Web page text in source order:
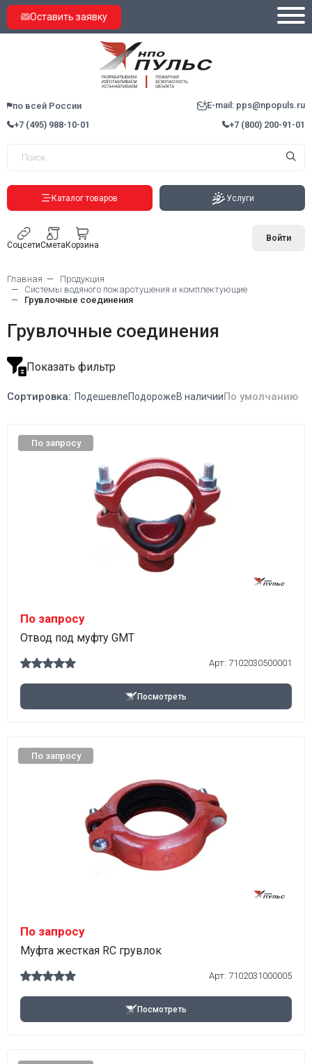
Оставить заявку
по всей России
E-mail: pps@npopuls.ru
+7 (495) 988-10-01
+7 (800) 200-91-01
Каталог товаров Услуги
СоцсетиСметаКорзина
Войти
Главная
Продукция
Системы водяного пожаротушения и комплектующие
Грувлочные соединения
Грувлочные соединения
Показать фильтр
Сортировка: ПодешевлеПодорожеВ наличииПо умолчанию
По запросу
По запросу
Отвод под муфту GMT
Арт: 7102030500001
Посмотреть
По запросу
По запросу
Муфта жесткая RC грувлок
Арт: 7102031000005
Посмотреть